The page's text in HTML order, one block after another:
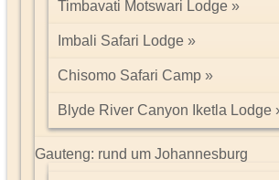
Timbavati Motswari Lodge
Imbali Safari Lodge
Chisomo Safari Camp
Blyde River Canyon Iketla Lodge
Gauteng: rund um Johannesburg